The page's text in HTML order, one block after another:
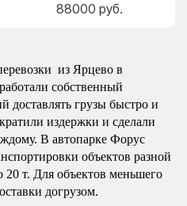
88000 руб.
из Ярцево в
собственный
доставлять грузы быстро и
издержки и сделали
В автопарке Форус
объектов разной
т. Для объектов меньшего
догрузом.